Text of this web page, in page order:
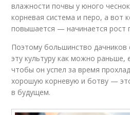
влажности почвы у юного
корневая система и перо, а вот
повышается — начинается рост
Поэтому большинство дачников
эту культуру как можно раньше,
чтобы он успел за время
хорошую корневую и ботву —
в будущем.